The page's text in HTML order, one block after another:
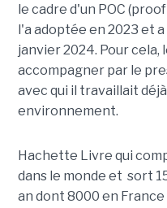
le cadre d'un POC
l'a adoptée en 2023 et
janvier 2024. Pour cela,
accompagner par le
avec qui il travaillait
environnement.
Hachette Livre qui
dans le monde et sort
an dont 8000 en